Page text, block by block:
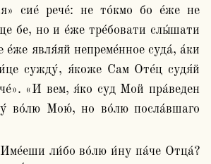
сие́ рече́: не то́кмо бо е́же не
бе, но и е́же тре́бовати слы́шати
явля́яй непреме́нное суда́, а́ки
сужду́, я́коже Сам Оте́ц судя́й
«И вем, я́ко суд Мой пра́веден
во́лю Мою́, но во́лю посла́вшаго